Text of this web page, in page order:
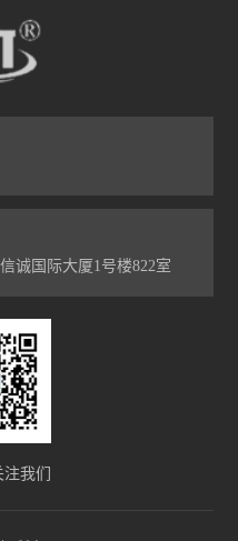
诚国际大厦1号楼822室
我们